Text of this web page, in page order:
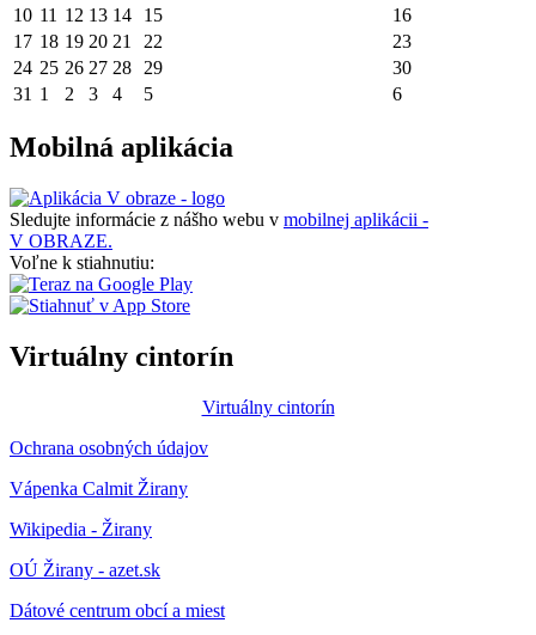
10 11 12 13 14 15
16
17 18 19 20 21 22
23
24 25 26 27 28 29
30
31 1 2 3 4 5 6
Mobilná aplikácia
Sledujte informácie z nášho webu v mobilnej aplikácii -
V OBRAZE.
Voľne k stiahnutiu:
Virtuálny cintorín
Virtuálny cintorín
Ochrana osobných údajov
Vápenka Calmit Žirany
Wikipedia - Žirany
OÚ Žirany - azet.sk
Dátové centrum obcí a miest